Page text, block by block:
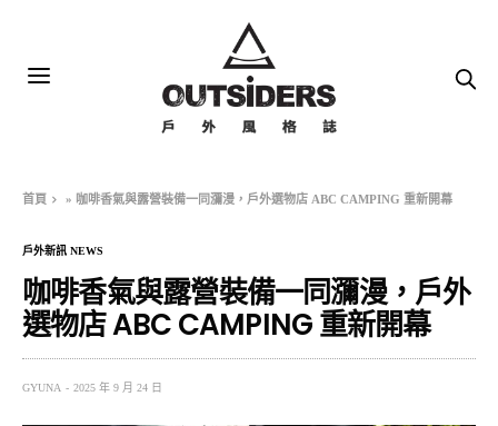
首頁 » 咖啡香氣與露營裝備一同瀰漫，戶外選物店 ABC CAMPING 重新開幕
戶外新訊 NEWS
咖啡香氣與露營裝備一同瀰漫，戶外
選物店 ABC CAMPING 重新開幕
GYUNA 2025 年 9 月 24 日